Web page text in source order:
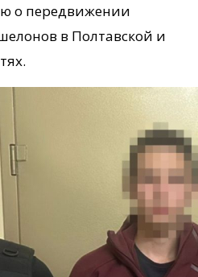
о передвижении
в Полтавской и